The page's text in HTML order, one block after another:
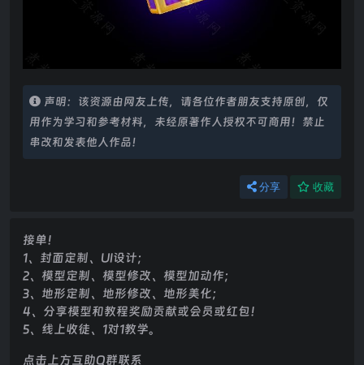
声明：该资源由网友上传，请各位作者朋友支持原创，仅
用作为学习和参考材料，未经原著作人授权不可商用！禁止
串改和发表他人作品！
分享 收藏
接单！
1、封面定制、UI设计；
2、模型定制、模型修改、模型加动作；
3、地形定制、地形修改、地形美化；
4、分享模型和教程奖励贡献或会员或红包！
5、线上收徒、1对1教学。
点击上方互助Q群联系